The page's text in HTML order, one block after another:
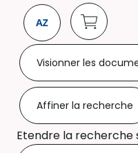
Visionner les
Affiner la recherche
Etendre la recherche